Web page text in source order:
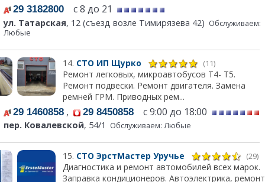
29 3182800 с 8 до 21
ул. Татарская, 12 (съезд возле Тимирязева 42) Обслуживаем:
Любые
14. СТО ИП Щурко (11)
Ремонт легковых, микроавтобусов Т4- Т5.
Ремонт подвески. Ремонт двигателя. Замена
ремней ГРМ. Приводных рем...
29 1460858 , 29 8450858 с 9:00 до 18:00
пер. Ковалевской, 54/1 Обслуживаем: Любые
15. СТО ЭрстМастер Уручье (29)
Диагностика и ремонт автомобилей всех марок.
Заправка кондиционеров. Автоэлектрика, ремонт